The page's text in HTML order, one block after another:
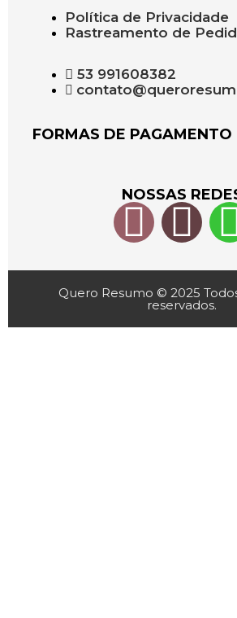
Política de Privacidade
Rastreamento de
53 991608382
FORMAS DE PAGAMENTO
NOSSAS
Quero Resumo © 2025
reservados.